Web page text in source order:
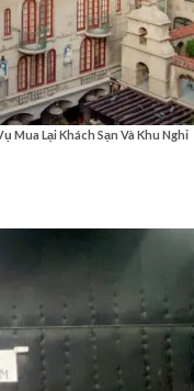
Mua Lại Khách Sạn Và Khu Nghỉ